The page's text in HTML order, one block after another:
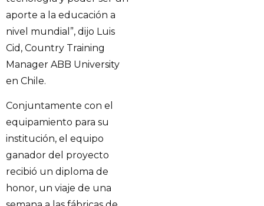
aporte a la educación a
nivel mundial”, dijo Luis
Cid, Country Training
Manager ABB University
en Chile.
Conjuntamente con el
equipamiento para su
institución, el equipo
ganador del proyecto
recibió un diploma de
honor, un viaje de una